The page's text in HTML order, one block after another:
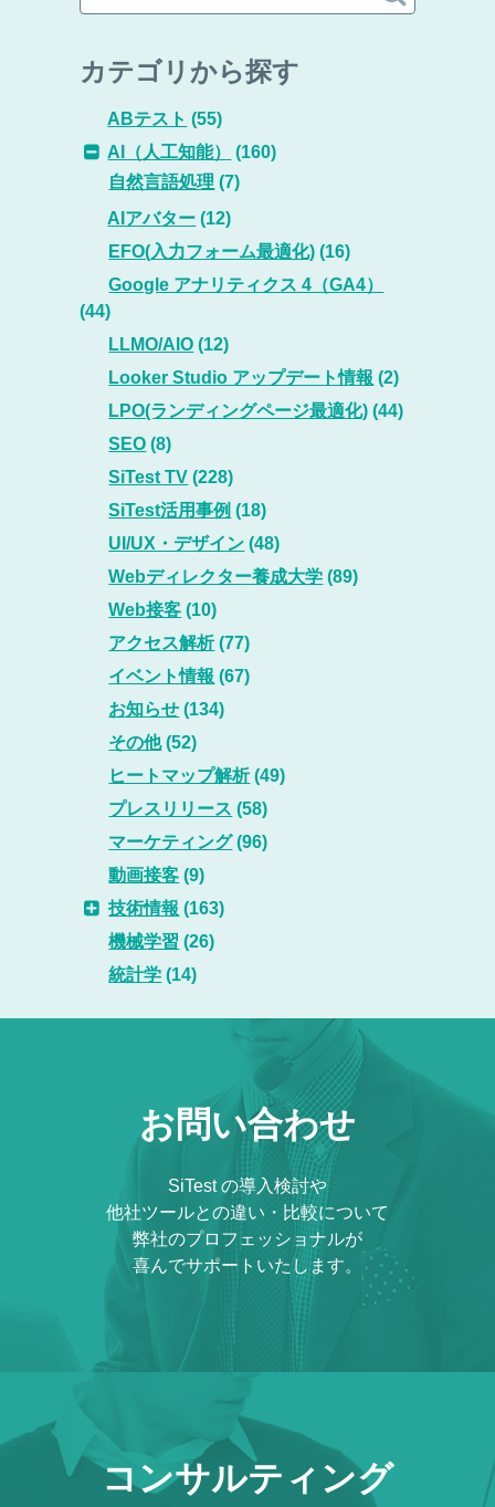
カテゴリから探す
ABテスト (55)
AI（人工知能）
(160)
自然言語処理 (7)
AIアバター (12)
EFO(入力フォーム最適化) (16)
Google アナリティクス 4（GA4）
(44)
LLMO/AIO (12)
Looker Studio アップデート情報 (2)
LPO(ランディングページ最適化) (44)
SEO (8)
SiTest TV (228)
SiTest活用事例 (18)
UI/UX・デザイン (48)
Webディレクター養成大学 (89)
Web接客 (10)
アクセス解析(77)
イベント情報 (67)
お知らせ (134)
その他(52)
ヒートマップ解析(49)
プレスリリース (58)
マーケティング(96)
動画接客 (9)
技術情報 (163)
機械学習 (26)
統計学 (14)
お問い合わせ
SiTest の導入検討や
他社ツールとの違い・比較について
弊社のプロフェッショナルが
喜んでサポートいたします。
コンサルティング